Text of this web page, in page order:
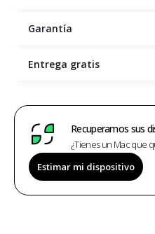
Garantía
Entrega gratis
Recuperamos sus
¿Tienes un Mac que
Estimar mi dispositivo